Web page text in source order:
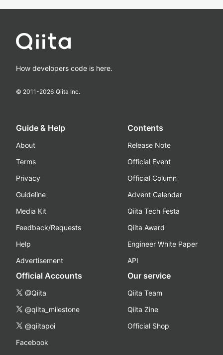
How developers code is here.
© 2011-2026 Qiita Inc.
Guide & Help
About
Terms
Privacy
Guideline
Media Kit
Feedback/Requests
Help
Advertisement
Contents
Release Note
Official Event
Official Column
Advent Calendar
Qiita Tech Festa
Qiita Award
Engineer White Paper
API
Official Accounts
@Qiita
@qiita_milestone
@qiitapoi
Facebook
Our service
Qiita Team
Qiita Zine
Official Shop